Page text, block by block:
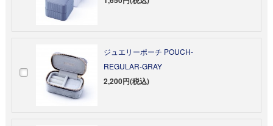
ジュエリーポーチ POUCH-
REGULAR-GRAY
2,200円(税込)